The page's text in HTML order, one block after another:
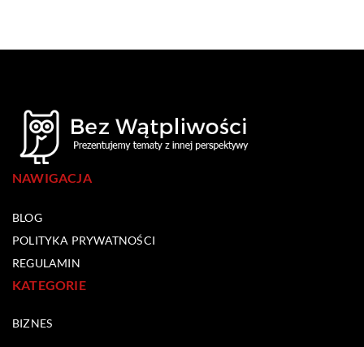
NAWIGACJA
BLOG
POLITYKA PRYWATNOŚCI
REGULAMIN
KATEGORIE
BIZNES